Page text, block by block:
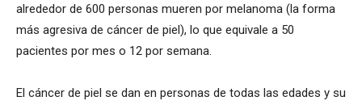
alrededor de 600 personas mueren por melanoma (la forma
más agresiva de cáncer de piel), lo que equivale a 50
pacientes por mes o 12 por semana.
El cáncer de piel se dan en personas de todas las edades y su